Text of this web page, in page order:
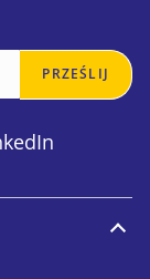
PRZEŚLIJ